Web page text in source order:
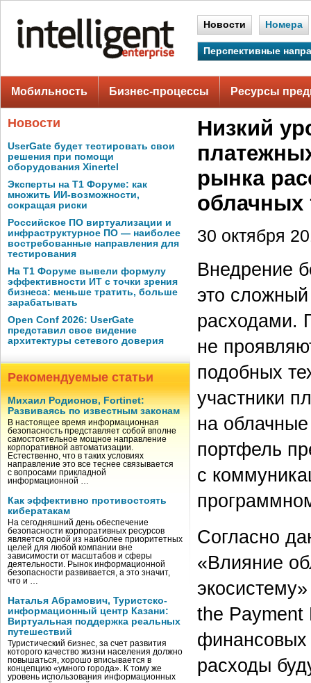
Новости Номера
Перспективные
Мобильность Бизнес-процессы Ресурсы
Новости
UserGate будет тестировать свои
решения при помощи
оборудования Xinertel
Эксперты на Т1 Форуме: как
множить ИИ-возможности,
сокращая риски
Российское ПО виртуализации и
инфраструктурное ПО — наиболее
востребованные направления для
тестирования
На Т1 Форуме вывели формулу
эффективности ИТ с точки зрения
бизнеса: меньше тратить, больше
зарабатывать
Open Conf 2026: UserGate
представил свое видение
архитектуры сетевого доверия
Рекомендуемые статьи
Михаил Родионов, Fortinet:
Развиваясь по известным законам
В настоящее время информационная
безопасность представляет собой вполне
самостоятельное мощное направление
корпоративной автоматизации.
Естественно, что в таких условиях
направление это все теснее связывается
с вопросами прикладной
информационной …
Как эффективно противостоять
кибератакам
На сегодняшний день обеспечение
безопасности корпоративных ресурсов
является одной из наиболее приоритетных
целей для любой компании вне
зависимости от масштабов и сферы
деятельности. Рынок информационной
безопасности развивается, а это значит,
что и …
Наталья Абрамович, Туристско-
информационный центр Казани:
Виртуальная поддержка реальных
путешествий
Туристический бизнес, за счет развития
которого качество жизни населения должно
повышаться, хорошо вписывается в
концепцию «умного города». К тому же
уровень использования информационных
Низкий
рынка
облачных
30 октября
Внедрение
это
расходами.
не
подобных
участники
на
портфель
с
Согласно
«Влияние
the Payment
финансовых
расходы